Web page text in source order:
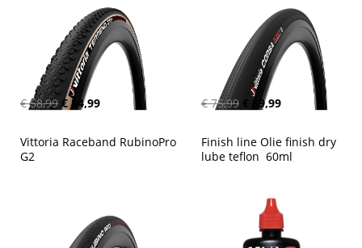
€ 58,99 € 54,99 € 75,99 € 69,99
Vittoria Raceband RubinoPro
G2
Finish line Olie finish dry
lube teflon  60ml